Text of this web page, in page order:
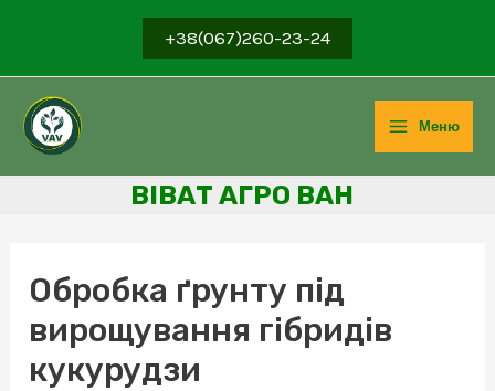
+38(067)260-23-24
Меню
ВІВАТ АГРО ВАН
Обробка ґрунту під
вирощування гібридів
кукурудзи